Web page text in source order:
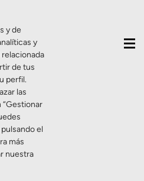
marca
y de
y
de tus
perfil.
las
el
más
nuestra